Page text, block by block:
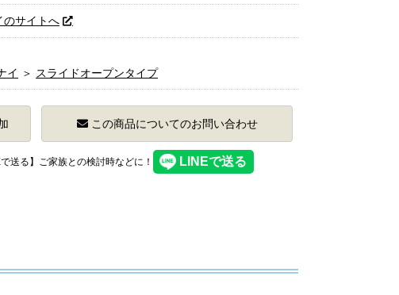
のサイトへ
イ ＞ スライドオープンタイプ
この商品についてのお問い合わせ
送る】ご家族との検討時などに！